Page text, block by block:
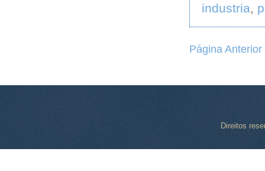
industria
Página Anterior
Direitos